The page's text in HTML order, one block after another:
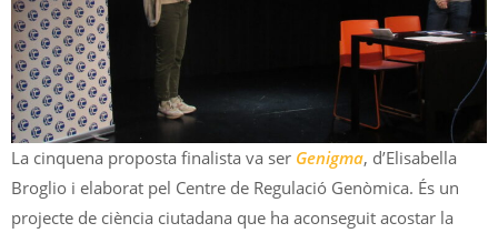
La cinquena proposta finalista va ser Genigma, d’Elisabella
Broglio i elaborat pel Centre de Regulació Genòmica. És un
projecte de ciència ciutadana que ha aconseguit acostar la